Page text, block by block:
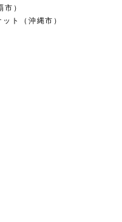
）
ト（沖縄市）